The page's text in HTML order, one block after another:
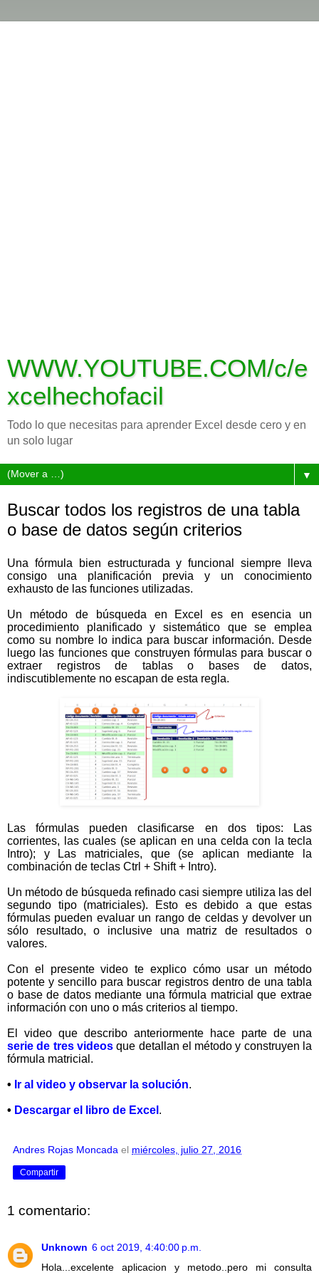
WWW.YOUTUBE.COM/c/e
xcelhechofacil
Todo lo que necesitas para aprender Excel desde cero y en
un solo lugar
▼
Buscar todos los registros de una tabla
o base de datos según criterios
Una fórmula bien estructurada y funcional siempre lleva
consigo una planificación previa y un conocimiento
exhausto de las funciones utilizadas.
Un método de búsqueda en Excel es en esencia un
procedimiento planificado y sistemático que se emplea
como su nombre lo indica para buscar información. Desde
luego las funciones que construyen fórmulas para buscar o
extraer registros de tablas o bases de datos,
indiscutiblemente no escapan de esta regla.
Las fórmulas pueden clasificarse en dos tipos: Las
corrientes, las cuales (se aplican en una celda con la tecla
Intro); y Las matriciales, que (se aplican mediante la
combinación de teclas Ctrl + Shift + Intro).
Un método de búsqueda refinado casi siempre utiliza las del
segundo tipo (matriciales). Esto es debido a que estas
fórmulas pueden evaluar un rango de celdas y devolver un
sólo resultado, o inclusive una matriz de resultados o
valores.
Con el presente video te explico cómo usar un método
potente y sencillo para buscar registros dentro de una tabla
o base de datos mediante una fórmula matricial que extrae
información con uno o más criterios al tiempo.
El video que describo anteriormente hace parte de una
serie de tres videosque detallan el método y construyen la
fórmula matricial.
• Ir al video y observar la solución.
• Descargar el libro de Excel .
Andres Rojas Moncada el miércoles, julio 27, 2016
Compartir
1 comentario:
Unknown 6 oct 2019, 4:40:00 p.m.
Hola...excelente aplicacion y metodo..pero mi consulta